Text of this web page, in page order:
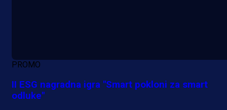
PROMO
II ESG nagradna igra "Smart pokloni za smart
odluke"